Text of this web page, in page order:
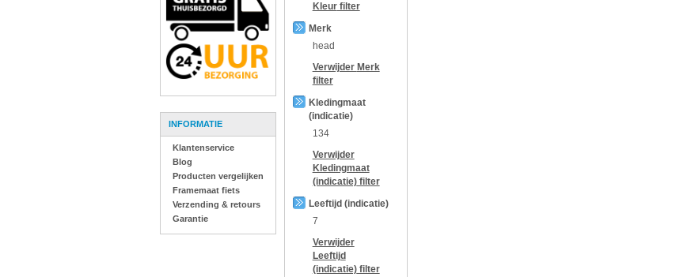
INFORMATIE
Klantenservice
Blog
Producten vergelijken
Framemaat fiets
Verzending & retours
Garantie
Kleurfilter
Merk
head
Verwijder Merk
filter
Kledingmaat
(indicatie)
134
Verwijder
Kledingmaat
(indicatie)filter
Leeftijd (indicatie)
7
Verwijder
Leeftijd
(indicatie)filter